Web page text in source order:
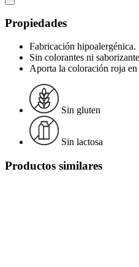
Propiedades
Fabricación hipoalergénica.
Sin colorantes ni
Aporta la coloración roja en
Sin gluten
Sin lactosa
Productos similares